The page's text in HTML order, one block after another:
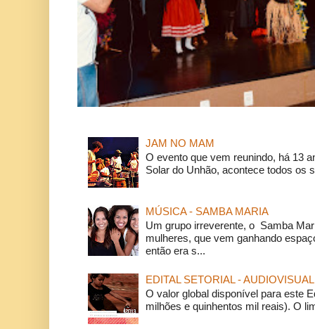
JAM NO MAM
O evento que vem reunindo, há 13
Solar do Unhão, acontece todos os
MÚSICA - SAMBA MARIA
Um grupo irreverente, o Samba
mulheres, que vem ganhando
então era s...
EDITAL SETORIAL - AUDIOVISUAL
O valor global disponível para este
milhões e quinhentos mil reais). O